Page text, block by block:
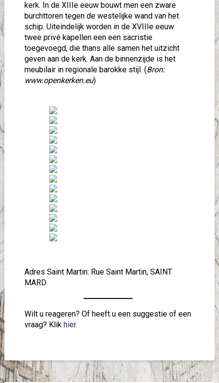
kerk. In de XIIIe eeuw bouwt men een zware
burchttoren tegen de westelijke wand van het
schip. Uiteindelijk worden in de XVIIIe eeuw
twee privé kapellen een een sacristie
toegevoegd, die thans alle samen het uitzicht
geven aan de kerk. Aan de binnenzijde is het
meubilair in regionale barokke stijl. (Bron:
www.openkerken.eu)
Adres Saint Martin: Rue Saint Martin, SAINT
MARD
Wilt u reageren? Of heeft u een suggestie of een
vraag? Klik hier.